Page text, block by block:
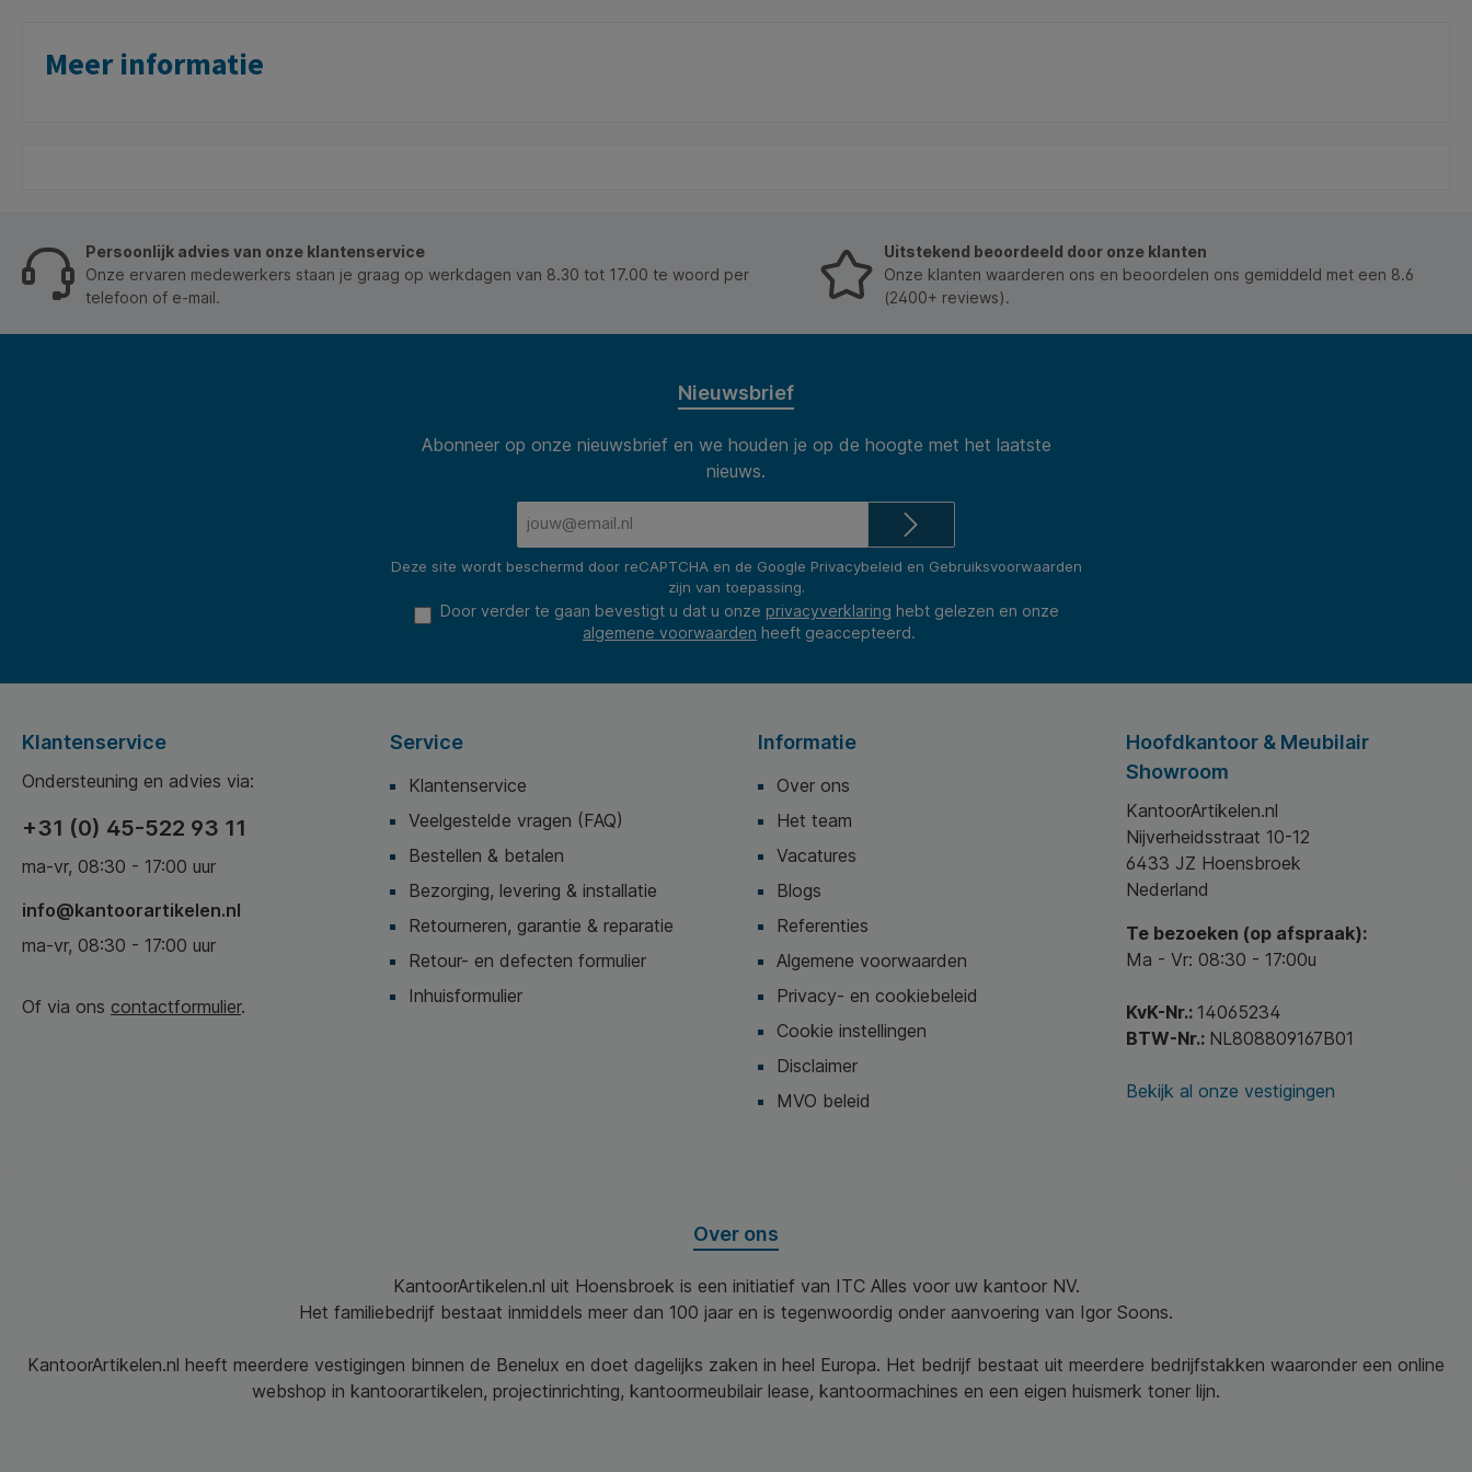
Meer informatie
Persoonlijk advies van onze klantenservice
Onze ervaren medewerkers staan je graag op werkdagen van 8.30 tot 17.00 te woord per
telefoon of e-mail.
Uitstekend beoordeeld door onze klanten
Onze klanten waarderen ons en beoordelen ons gemiddeld met een 8.6
(2400+ reviews).
Nieuwsbrief
Abonneer op onze nieuwsbrief en we houden je op de hoogte met het laatste
nieuws.
Deze site wordt beschermd door reCAPTCHA en de Google Privacybeleid en Gebruiksvoorwaarden
zijn van toepassing.
Door verder te gaan bevestigt u dat u onze privacyverklaring hebt gelezen en onze
algemene voorwaarden heeft geaccepteerd.
Klantenservice
Ondersteuning en advies via:
+31 (0) 45-522 93 11
ma-vr, 08:30 - 17:00 uur
info@kantoorartikelen.nl
ma-vr, 08:30 - 17:00 uur
Of via ons contactformulier.
Service
Klantenservice
Veelgestelde vragen (FAQ)
Bestellen & betalen
Bezorging, levering & installatie
Retourneren, garantie & reparatie
Retour- en defecten formulier
Inhuisformulier
Informatie
Over ons
Het team
Vacatures
Blogs
Referenties
Algemene voorwaarden
Privacy- en cookiebeleid
Cookie instellingen
Disclaimer
MVO beleid
Hoofdkantoor & Meubilair
Showroom
KantoorArtikelen.nl
Nijverheidsstraat 10-12
6433 JZ Hoensbroek
Nederland
Te bezoeken (op afspraak):
Ma - Vr: 08:30 - 17:00u
KvK-Nr.: 14065234
BTW-Nr.: NL808809167B01
Bekijk al onze vestigingen
Over ons
KantoorArtikelen.nl uit Hoensbroek is een initiatief van ITC Alles voor uw kantoor NV.
Het familiebedrijf bestaat inmiddels meer dan 100 jaar en is tegenwoordig onder aanvoering van Igor Soons.
KantoorArtikelen.nl heeft meerdere vestigingen binnen de Benelux en doet dagelijks zaken in heel Europa. Het bedrijf bestaat uit meerdere bedrijfstakken waaronder een online
webshop in kantoorartikelen, projectinrichting, kantoormeubilair lease, kantoormachines en een eigen huismerk toner lijn.